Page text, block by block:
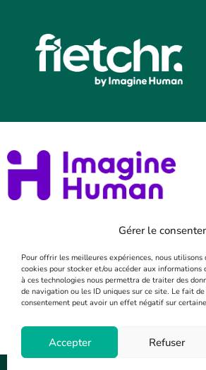
Gérer le
Pour offrir les meilleures expériences, nous
cookies pour stocker et/ou accéder aux
à ces technologies nous permettra de traiter des
de navigation ou les ID uniques sur ce site. Le fait
consentement peut avoir un effet négatif sur
Accepter Refuser
Imaginer et oser
Acteur de référence depuis 30
solutions digitales simples,
impact positif et d’améliorer leur